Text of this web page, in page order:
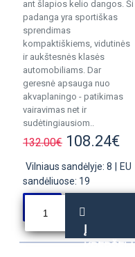
ant šlapios kelio dangos. Ši
padanga yra sportiškas
sprendimas
kompaktiškiems, vidutinės
ir aukštesnės klasės
automobiliams. Dar
geresnė apsauga nuo
akvaplaningo - patikimas
vairavimas net ir
sudėtingiausiom..
132.00€ 108.24€
Vilniaus sandėlyje: 8
EU
sandėliuose: 19
Į
KREPŠELĮ